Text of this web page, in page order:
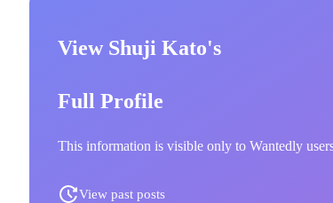
View Shuji Kato's
Full Profile
This information is visible only to Wantedly
View past posts